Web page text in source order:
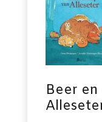
Beer